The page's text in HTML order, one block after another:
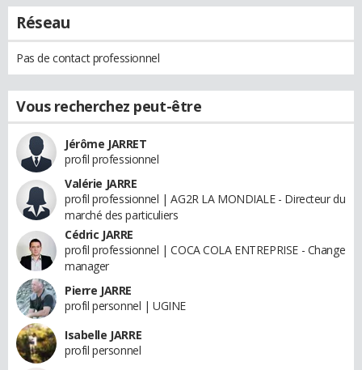
Réseau
Pas de contact professionnel
Vous recherchez peut-être
Jérôme JARRET
profil professionnel
Valérie JARRE
profil professionnel | AG2R LA MONDIALE - Directeur du
marché des particuliers
Cédric JARRE
profil professionnel | COCA COLA ENTREPRISE - Change
manager
Pierre JARRE
profil personnel | UGINE
Isabelle JARRE
profil personnel